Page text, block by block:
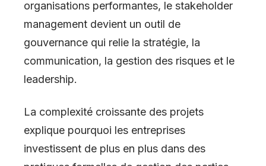
organisations performantes, le stakeholder
management devient un outil de
gouvernance qui relie la stratégie, la
communication, la gestion des risques et le
leadership.
La complexité croissante des projets
explique pourquoi les entreprises
investissent de plus en plus dans des